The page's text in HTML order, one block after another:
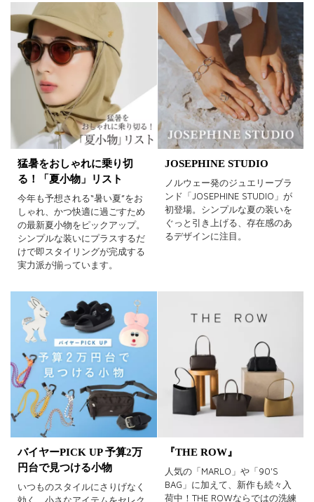
猛暑をおしゃれに乗り切
る！「夏小物」リスト
今年も予想される“暑い夏”をお
しゃれ、かつ快適に過ごすため
の最新夏小物をピックアップ。
シンプルな装いにプラスするだ
けで即スタイリングが完成する
実力派が揃っています。
JOSEPHINE STUDIO
ノルウェー発のジュエリーブラ
ンド「JOSEPHINE STUDIO」が
初登場。シンプルな夏の装いを
ぐっと引き上げる、存在感のあ
るデザインに注目。
バイヤーPICK UP 予算2万
円台で見つける小物
いつものスタイルにさりげなく
『THE ROW』
人気の「MARLO」や「90'S
BAG」に加えて、新作も続々入
荷中！THE ROWならではの洗練